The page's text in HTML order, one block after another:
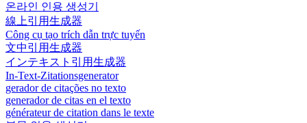
온라인 인용 생성기
線上引用生成器
Công cụ tạo trích dẫn trực tuyến
文中引用生成器
インテキスト引用生成器
In-Text-Zitationsgenerator
gerador de citações no texto
generador de citas en el texto
générateur de citation dans le texte